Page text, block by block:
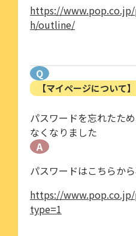
https://
h/outline/
Q
【マイページについて】
パスワードを忘れたた
なくなりました
A
パスワードはこちらから
https://
type=1